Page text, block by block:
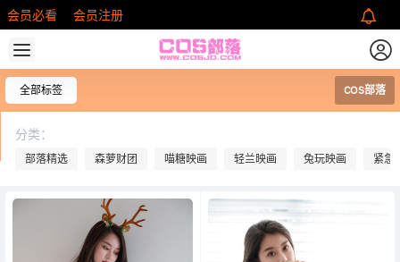
会员必看 会员注册
全部标签 COS部落
分类：
部落精选 森萝财团 喵糖映画 轻兰映画 兔玩映画 紧急